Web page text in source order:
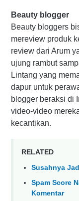
Beauty blogger
Beauty bloggers
mereview produk
review dari Arum
ujung rambut
Lintang yang
dapur untuk
blogger beraksi di
video-video
kecantikan.
RELATED
Susahnya
Spam Score
Komentar